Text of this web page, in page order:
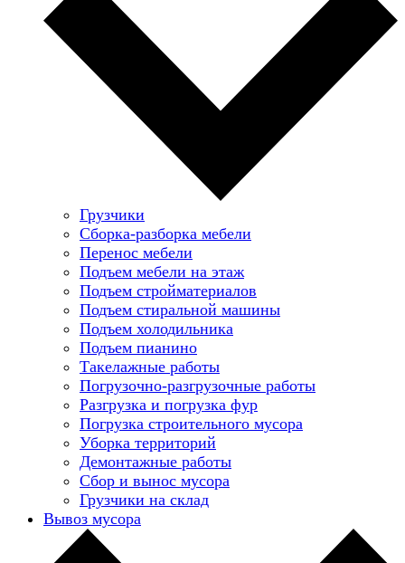
Грузчики
Сборка-разборка мебели
Перенос мебели
Подъем мебели на этаж
Подъем стройматериалов
Подъем стиральной машины
Подъем холодильника
Подъем пианино
Такелажные работы
Погрузочно-разгрузочные работы
Разгрузка и погрузка фур
Погрузка строительного мусора
Уборка территорий
Демонтажные работы
Сбор и вынос мусора
Грузчики на склад
Вывоз мусора